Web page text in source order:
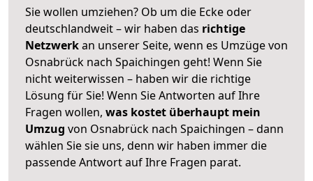
Sie wollen umziehen? Ob um die Ecke oder
deutschlandweit – wir haben das richtige
Netzwerkan unserer Seite, wenn es Umzüge von
Osnabrück nach Spaichingen geht! Wenn Sie
nicht weiterwissen – haben wir die richtige
Lösung für Sie! Wenn Sie Antworten auf Ihre
Fragen wollen, was kostet überhaupt mein
Umzug von Osnabrück nach Spaichingen – dann
wählen Sie sie uns, denn wir haben immer die
passende Antwort auf Ihre Fragen parat.